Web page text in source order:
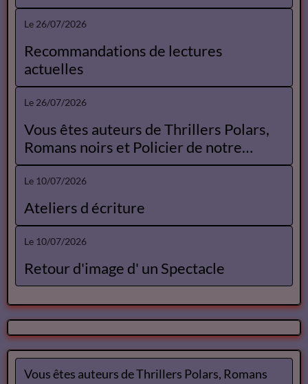
Le 26/07/2026
Recommandations de lectures
actuelles
Le 26/07/2026
Vous êtes auteurs de Thrillers Polars,
Romans noirs et Policier de notre
Catalogue
Le 10/07/2026
Ateliers d écriture
Le 10/07/2026
Retour d'image d' un Spectacle
Vous êtes auteurs de Thrillers Polars, Romans